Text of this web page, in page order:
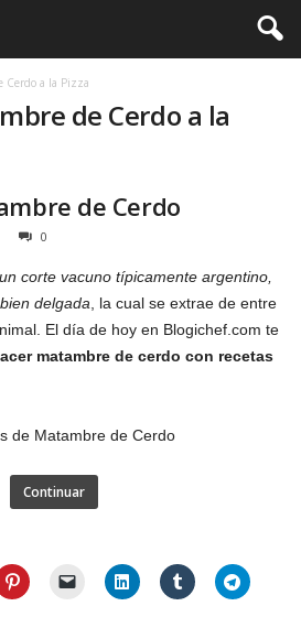
Cerdo a la Pizza
de Cerdo a la
de Cerdo
0
corte vacuno típicamente argentino,
delgada , la cual se extrae de entre
El día de hoy en Blogichef.com te
matambre de cerdo con recetas
Continuar